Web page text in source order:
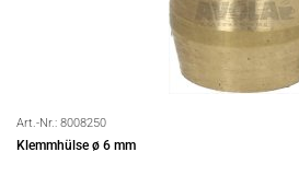
Art.-Nr.: 8008250
Klemmhülse ø 6 mm